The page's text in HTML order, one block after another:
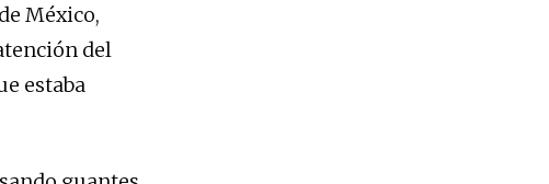
México,
del
estaba